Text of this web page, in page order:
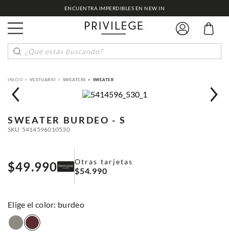
ENCUENTRA IMPERDIBLES EN NEW IN
¿Qué estás buscando?
VESTUARIO SWEATERS SWEATER
SWEATER BURDEO - S
SKU 5414596010530
$49.990 Otras tarjetas
$54.990
: burdeo